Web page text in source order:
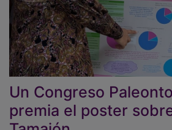
Un Congreso
premia el poster sobre
Tamajón